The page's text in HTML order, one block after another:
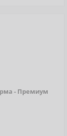
- Премиум